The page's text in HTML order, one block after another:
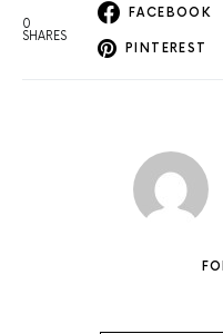
0
SHARES
FACEBOOK
PINTEREST